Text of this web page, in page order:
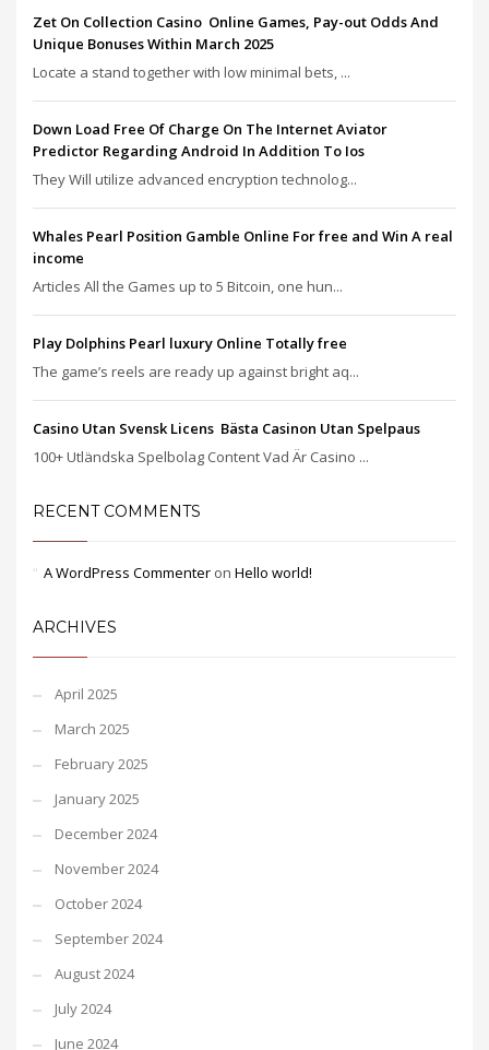
Zet On Collection Casino ️ Online Games, Pay-out Odds And
Unique Bonuses Within March 2025
Locate a stand together with low minimal bets, ...
Down Load Free Of Charge On The Internet Aviator
Predictor Regarding Android In Addition To Ios
They Will utilize advanced encryption technolog...
Whales Pearl Position Gamble Online For free and Win A real
income
Articles All the Games up to 5 Bitcoin, one hun...
Play Dolphins Pearl luxury Online Totally free
The game’s reels are ready up against bright aq...
Casino Utan Svensk Licens ️ Bästa Casinon Utan Spelpaus
100+ Utländska Spelbolag Content Vad Är Casino ...
RECENT COMMENTS
A WordPress Commenter on Hello world!
ARCHIVES
April 2025
March 2025
February 2025
January 2025
December 2024
November 2024
October 2024
September 2024
August 2024
July 2024
June 2024